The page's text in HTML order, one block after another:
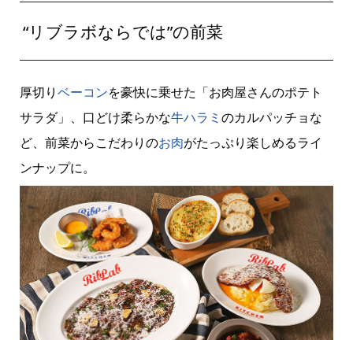
“リブラボならでは”の前菜
厚切りベーコンを豪快に乗せた「お肉屋さんのポテト
サラダ」、口どけ柔らかな牛ハラミ のカルパッチョな
ど、前菜からこだわりのお肉がたっぷり楽しめるライ
ンナップに。